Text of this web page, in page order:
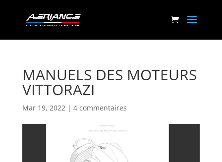
MANUELS DES MOTEURS
VITTORAZI
Mar 19, 2022| 4 commentaires